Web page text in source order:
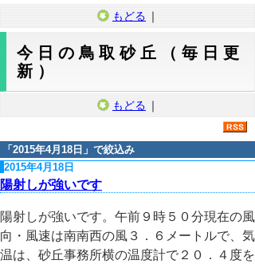
もどる ｜
今日の鳥取砂丘（毎日更
新）
もどる ｜
「 2015年4月18日 」で絞込み
2015年4月18日
陽射しが強いです
陽射しが強いです。午前９時５０分現在の風
向・風速は南南西の風３．６メートルで、気
温は、砂丘事務所横の温度計で２０．４度を